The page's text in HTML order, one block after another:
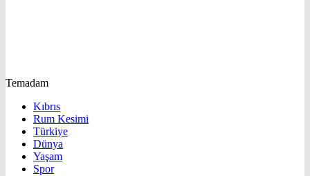
Temadam
Kıbrıs
Rum Kesimi
Türkiye
Dünya
Yaşam
Spor